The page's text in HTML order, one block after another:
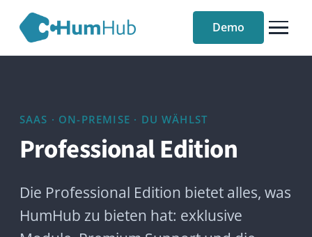
Professional Edition
HumHub zu bieten hat: exklusive
Module, Premium Support und die